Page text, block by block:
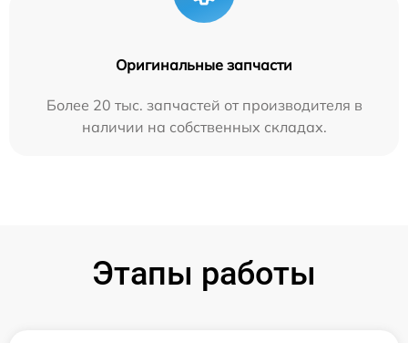
Оригинальные запчасти
Более 20 тыс. запчастей от производителя в
наличии на собственных складах.
Этапы работы